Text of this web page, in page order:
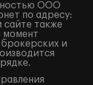
ООО
по адресу:
сайте также
момент
и